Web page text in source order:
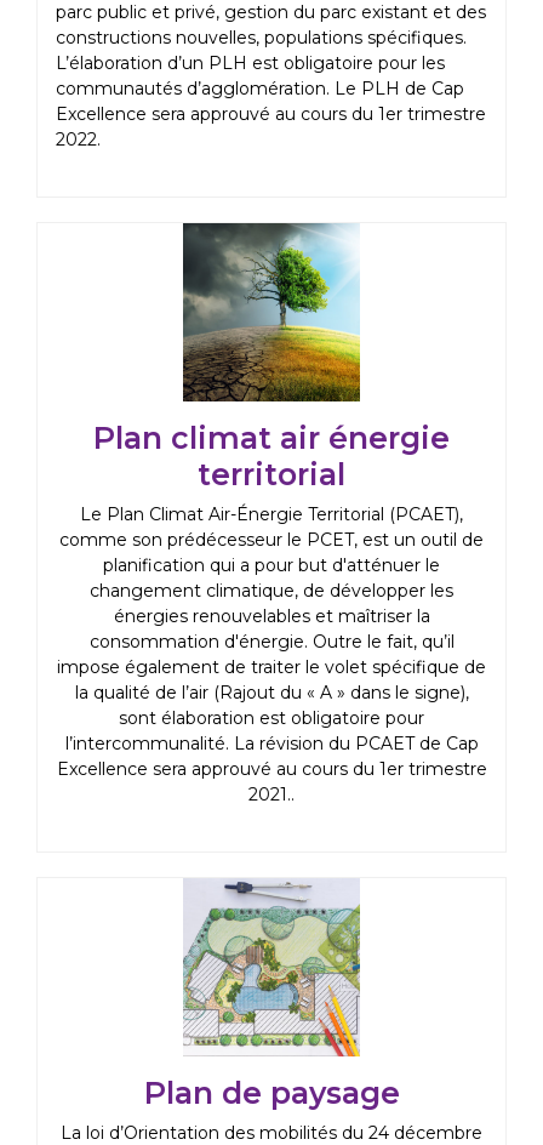
parc public et privé, gestion du parc existant et des
constructions nouvelles, populations spécifiques.
L’élaboration d’un PLH est obligatoire pour les
communautés d’agglomération. Le PLH de Cap
Excellence sera approuvé au cours du 1er trimestre
2022.
Plan climat air énergie
territorial
Le Plan Climat Air-Énergie Territorial (PCAET),
comme son prédécesseur le PCET, est un outil de
planification qui a pour but d'atténuer le
changement climatique, de développer les
énergies renouvelables et maîtriser la
consommation d'énergie. Outre le fait, qu’il
impose également de traiter le volet spécifique de
la qualité de l’air (Rajout du « A » dans le signe),
sont élaboration est obligatoire pour
l’intercommunalité. La révision du PCAET de Cap
Excellence sera approuvé au cours du 1er trimestre
2021..
Plan de paysage
La loi d’Orientation des mobilités du 24 décembre